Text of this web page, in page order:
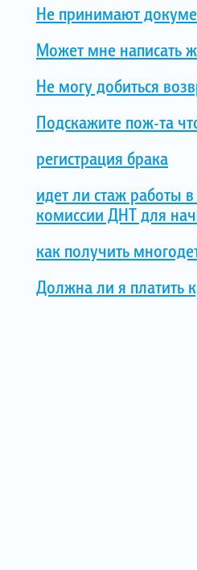
Не принимают
Может мне написать
Не могу добиться
Подскажите пож-та
регистрация брака
идет ли стаж работы
комиссии ДНТ для
как получить
Должна ли я платить